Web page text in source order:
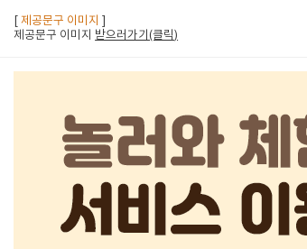
[제공문구 이미지
제공문구 이미지 받으러가기(클릭 )